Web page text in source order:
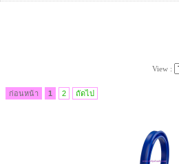
View :
ก่อนหน้า 1 2 ถัดไป